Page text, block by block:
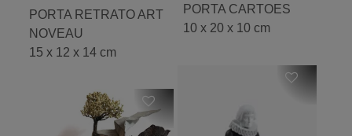
PORTA RETRATO ART
NOVEAU
15 x 12 x 14 cm
PORTA CARTOES
10 x 20 x 10 cm